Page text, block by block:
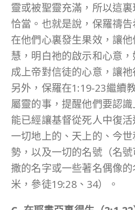
靈或被聖靈充滿，所以這
恰當。也就是說，保羅禱
在他們心裏發生果效，讓
慧，明白祂的啟示和心意
成上帝對信徒的心意，讓祂
另外，保羅在1:19-23繼續
屬靈的事，提醒他們要認
能已經讓基督從死人中復
一切地上的、天上的、今
勢，以及一切的名號（名
撒的名字或一些著名偶像
米，參徒19:28、34）。